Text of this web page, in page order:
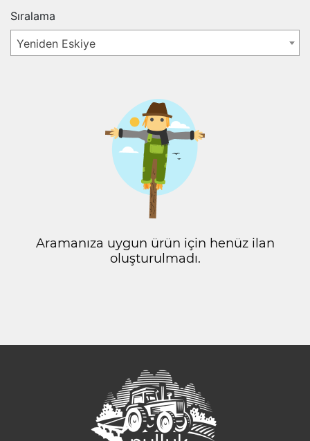
Sıralama
Yeniden Eskiye
Aramanıza uygun ürün için henüz ilan
oluşturulmadı.